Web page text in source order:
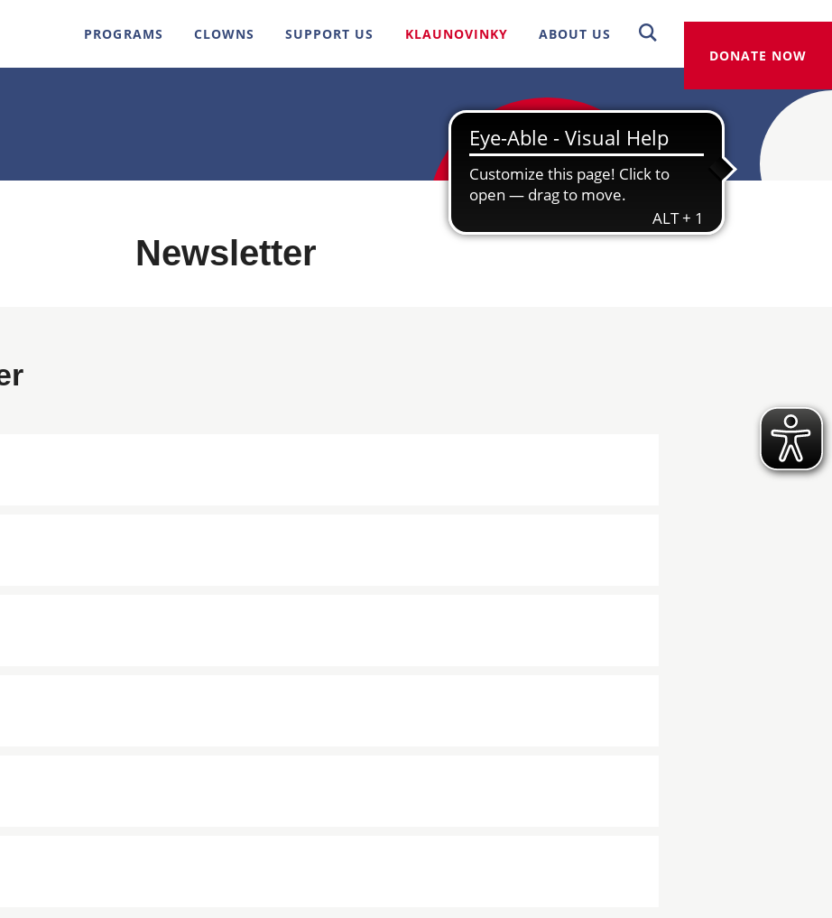
DONATE NOW
PROGRAMS CLOWNS SUPPORT US KLAUNOVINKY ABOUT US
Newsletter